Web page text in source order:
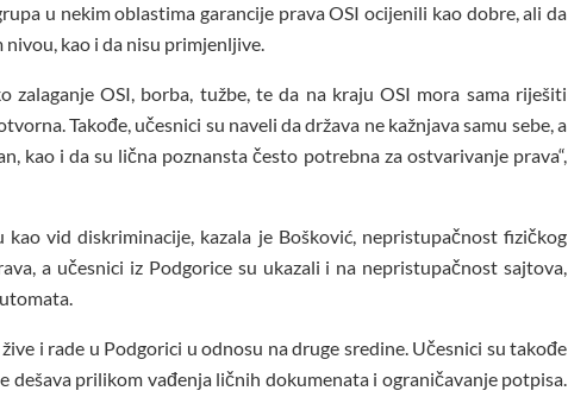
u nekim oblastima garancije prava OSI ocijenili kao dobre, ali da
kao i da nisu primjenljive.
zalaganje OSI, borba, tužbe, te da na kraju OSI mora sama riješiti
Takođe, učesnici su naveli da država ne kažnjava samu sebe, a
kao i da su lična poznansta često potrebna za ostvarivanje prava“,
vid diskriminacije, kazala je Bošković, nepristupačnost fizičkog
a učesnici iz Podgorice su ukazali i na nepristupačnost sajtova,
i rade u Podgorici u odnosu na druge sredine. Učesnici su takođe
dešava prilikom vađenja ličnih dokumenata i ograničavanje potpisa.